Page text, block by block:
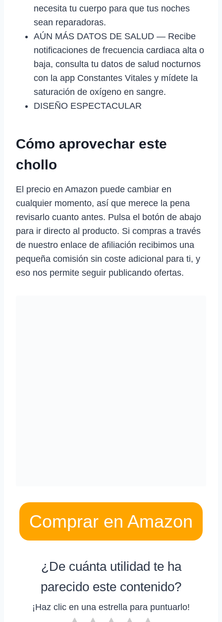
necesita tu cuerpo para que tus noches
sean reparadoras.
AÚN MÁS DATOS DE SALUD — Recibe
notificaciones de frecuencia cardiaca alta o
baja, consulta tu datos de salud nocturnos
con la app Constantes Vitales y mídete la
saturación de oxígeno en sangre.
DISEÑO ESPECTACULAR
Cómo aprovechar este
chollo
El precio en Amazon puede cambiar en
cualquier momento, así que merece la pena
revisarlo cuanto antes. Pulsa el botón de abajo
para ir directo al producto. Si compras a través
de nuestro enlace de afiliación recibimos una
pequeña comisión sin coste adicional para ti, y
eso nos permite seguir publicando ofertas.
Comprar en Amazon
¿De cuánta utilidad te ha
parecido este contenido?
¡Haz clic en una estrella para puntuarlo!